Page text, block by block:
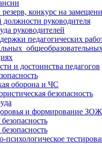
конкурс на
должности руководителя
руководителей
педагогических
и достоинства педагогов
оборона и ЧС
безопасность
и формирование ЗОЖ
психологическое